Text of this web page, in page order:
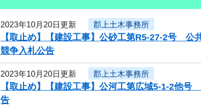
2023年10月20日更新 郡上土木事務所
【取止め】【建設工事】公砂工第R5-27-2号 公
競争入札公告
2023年10月20日更新 郡上土木事務所
【取止め】【建設工事】公河工第広域5-1-2他
告